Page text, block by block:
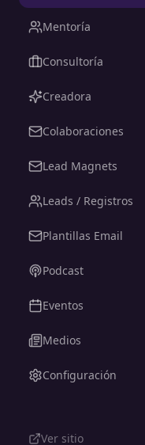
Mentoría
Consultoría
Creadora
Colaboraciones
Lead Magnets
Leads / Registros
Plantillas Email
Podcast
Eventos
Medios
Configuración
Ver sitio